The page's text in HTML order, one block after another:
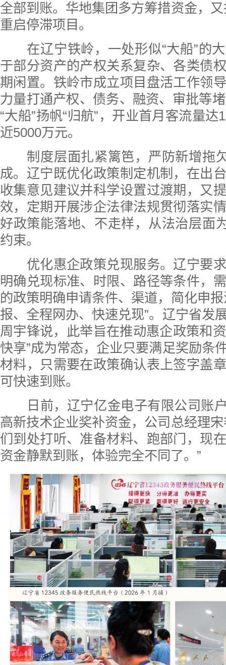
全部到账。华地集团多方筹措资金，
重启停滞项目。
在辽宁铁岭，一处形似“大船”的大
于部分资产的产权关系复杂、各类债
期闲置。铁岭市成立项目盘活工作领
力量打通产权、债务、融资、审批等
“大船”扬帆“归航”，开业首月客流量
近5000万元。
制度层面扎紧篱笆，严防新增拖欠
成。辽宁既优化政策制定机制，在出
收集意见建议并科学设置过渡期，又
效，定期开展涉企法律法规贯彻落实
好政策能落地、不走样，从法治层面
约束。
优化惠企政策兑现服务。辽宁要求
明确兑现标准、时限、路径等条件，
的政策明确申请条件、渠道，简化申
报、全程网办、快速兑现”。辽宁省发
周宇锋说，此举旨在推动惠企政策和
快享”成为常态，企业只要满足奖励条
材料，只需要在政策确认表上签字盖
可快速到账。
日前，辽宁亿金电子有限公司账户
高新技术企业奖补资金，公司总经理
们到处打听、准备材料、跑部门，现
资金静默到账，体验完全不同了。”